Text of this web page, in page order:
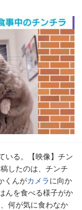
いる。【映像】チン
したのは、チンチ
くんがカメラに向か
んを食べる様子がか
何が気に食わなか